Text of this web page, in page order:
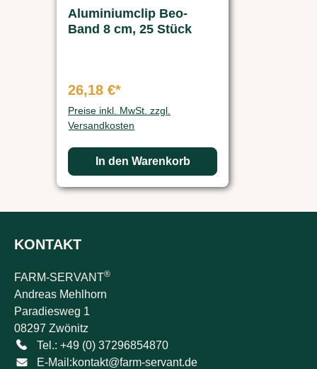
Aluminiumclip Beo-
Band 8 cm, 25 Stück
26,18 €*
Preise inkl. MwSt. zzgl.
Versandkosten
In den Warenkorb
KONTAKT
FARM-SERVANT®
Andreas Mehlhorn
Paradiesweg 1
08297 Zwönitz
Tel.: +49 (0) 37296854870
E-Mail:kontakt@farm-servant.de